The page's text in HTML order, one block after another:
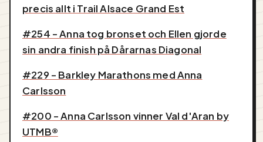
precis allt i Trail Alsace Grand Est
#254 - Anna tog bronset och Ellen gjorde
sin andra finish på Dårarnas Diagonal
#229 - Barkley Marathons med Anna
Carlsson
#200 - Anna Carlsson vinner Val d'Aran by
UTMB®